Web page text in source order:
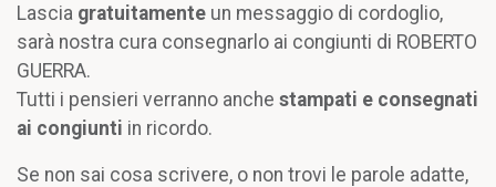
Lascia gratuitamente un messaggio di cordoglio,
sarà nostra cura consegnarlo ai congiunti di ROBERTO
GUERRA.
Tutti i pensieri verranno anche stampati e consegnati
ai congiunti in ricordo.
Se non sai cosa scrivere, o non trovi le parole adatte,